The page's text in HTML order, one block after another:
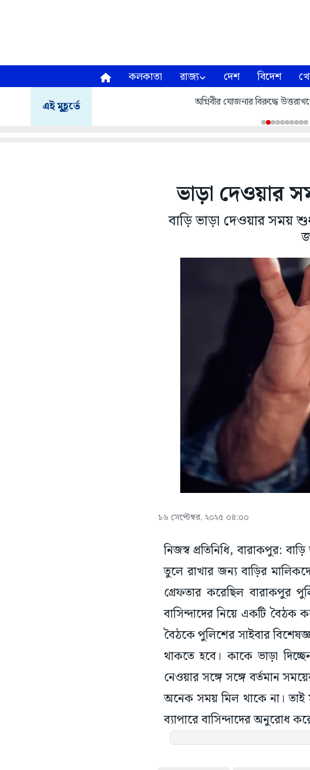
কলকাতা রাজ্য দেশ বিদেশ
এই মুহূর্তে অগ্নিবীর যোজনার বিরুদ্ধে
ভাড়া দেওয়ার
বাড়ি ভাড়া দেওয়ার সময়
১৬ সেপ্টেম্বর, ২০২৫ ০৪:০০
নিজস্ব প্রতিনিধি, বারাকপুর:
তুলে রাখার জন্য বাড়ির
গ্রেফতার করেছিল বারাকপুর
বাসিন্দাদের নিয়ে একটি
বৈঠকে পুলিশের সাইবার
থাকতে হবে। কাকে ভাড়া
নেওয়ার সঙ্গে সঙ্গে বর্তমান
অনেক সময় মিল থাকে না। তাই
ব্যাপারে বাসিন্দাদের অনুরোধ